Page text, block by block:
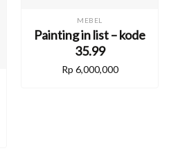
MEBEL
Painting in list – kode
35.99
Rp 6,000,000